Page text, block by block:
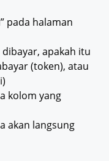
pada halaman
apakah itu
(token), atau
kolom yang
akan langsung